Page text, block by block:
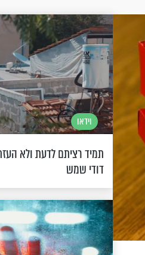
וידאו
תמיד רציתם לדעת ולא
דודי שמש